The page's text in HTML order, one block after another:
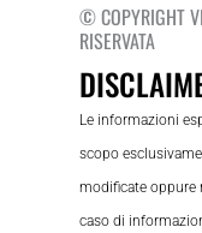
© COPYRIGHT
RISERVATA
Le informazioni
scopo
modificate oppure
caso di